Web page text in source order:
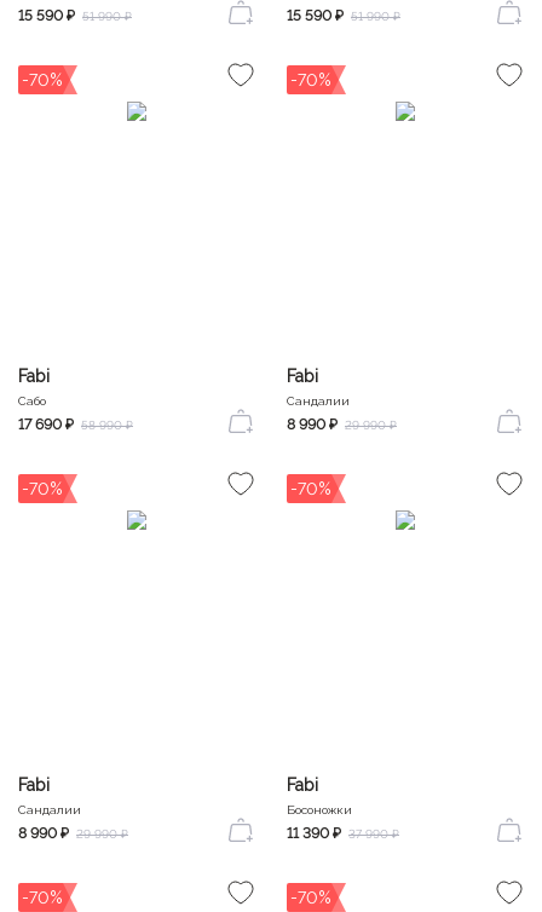
15 590 ₽ 51 990 ₽ 15 590 ₽ 51 990 ₽
-70%
Fabi
Сабо
17 690 ₽ 58 990 ₽
-70%
Fabi
Сандалии
8 990 ₽ 29 990 ₽
-70%
Fabi
Сандалии
8 990 ₽ 29 990 ₽
-70%
Fabi
Босоножки
11 390 ₽ 37 990 ₽
-70% -70%